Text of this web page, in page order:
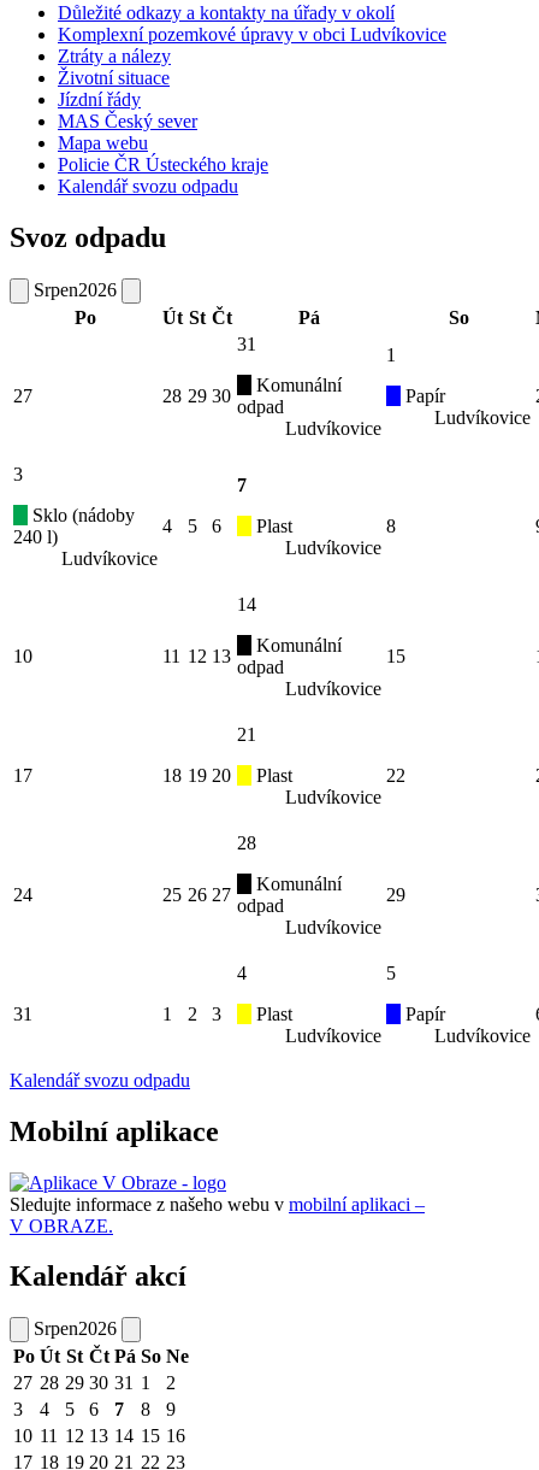
Důležité odkazy a kontakty na úřady v okolí
Komplexní pozemkové úpravy v obci Ludvíkovice
Ztráty a nálezy
Životní situace
Jízdní řády
MAS Český sever
Mapa webu
Policie ČR Ústeckého kraje
Kalendář svozu odpadu
Svoz odpadu
Srpen2026
Po
Út St Čt Pá So
27 28 29 30
31
Komunální
odpad
Ludvíkovice
1
Papír
Ludvíkovice
3
Sklo (nádoby
240 l)
Ludvíkovice
4 5 6
7
Plast
Ludvíkovice
8
10 11 12 13
14
Komunální
odpad
Ludvíkovice
15
17 18 19 20
21
Plast
Ludvíkovice
22
24 25 26 27
28
Komunální
odpad
Ludvíkovice
29
31 1 2 3
4
Plast
Ludvíkovice
5
Papír
Ludvíkovice
Kalendář svozu odpadu
Mobilní aplikace
Sledujte informace z našeho webu v mobilní aplikaci –
V OBRAZE.
Kalendář akcí
Srpen2026
Po Út St Čt Pá So Ne
27 28 29 30 31 1
2
3
4 5 6 7 8
9
10 11 12 13 14 15 16
17 18 19 20 21 22 23